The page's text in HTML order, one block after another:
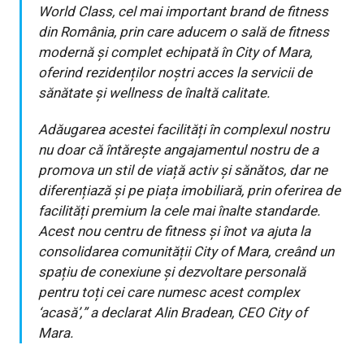
World Class, cel mai important brand de fitness
din România, prin care aducem o sală de fitness
modernă și complet echipată în City of Mara,
oferind rezidenților noștri acces la servicii de
sănătate și wellness de înaltă calitate.
Adăugarea acestei facilități în complexul nostru
nu doar că întărește angajamentul nostru de a
promova un stil de viață activ și sănătos, dar ne
diferențiază și pe piața imobiliară, prin oferirea de
facilități premium la cele mai înalte standarde.
Acest nou centru de fitness și înot va ajuta la
consolidarea comunității City of Mara, creând un
spațiu de conexiune și dezvoltare personală
pentru toți cei care numesc acest complex
‘acasă’,”a declarat Alin Bradean, CEO City of
Mara.